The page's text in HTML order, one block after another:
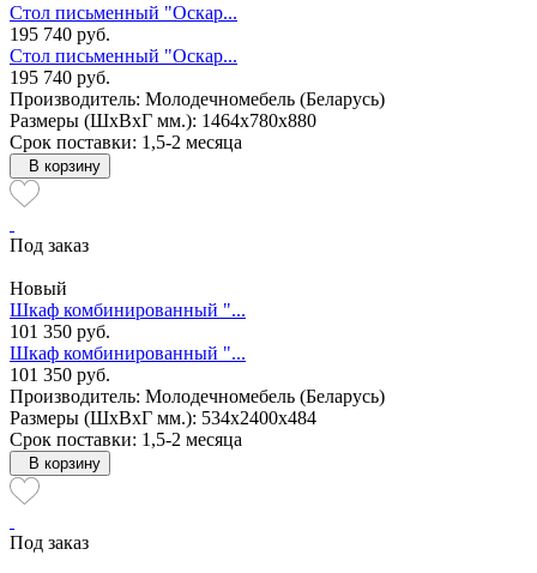
Стол письменный "Оскар...
195 740 руб.
Стол письменный "Оскар...
195 740 руб.
Производитель: Молодечномебель (Беларусь)
Размеры (ШxВxГ мм.): 1464x780x880
Срок поставки: 1,5-2 месяца
В корзину
Под заказ
Новый
Шкаф комбинированный "...
101 350 руб.
Шкаф комбинированный "...
101 350 руб.
Производитель: Молодечномебель (Беларусь)
Размеры (ШxВxГ мм.): 534x2400x484
Срок поставки: 1,5-2 месяца
В корзину
Под заказ